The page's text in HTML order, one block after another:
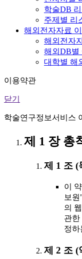
학술DB
주제별 리
해외전자자료
해외전자
해외DB별
대학별 해
이용약관
닫기
학술연구정보서비스
제 1 장 총
제 1 조 (
이
보
의
관한
정하
제 2 조 (